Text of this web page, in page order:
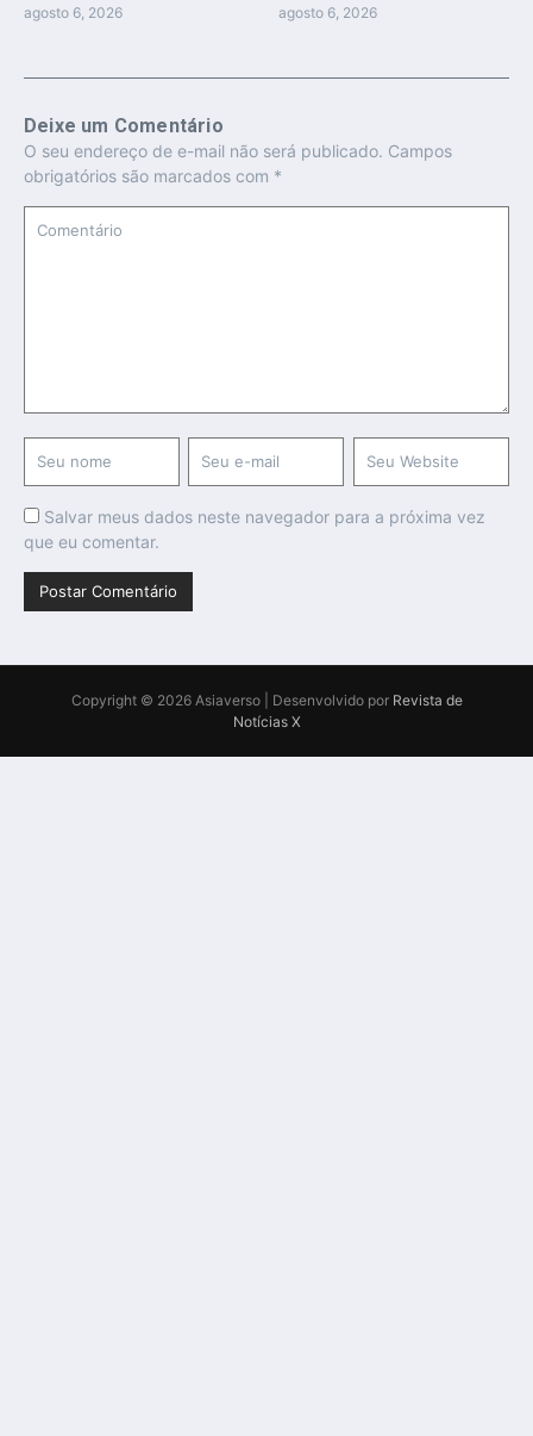
agosto 6, 2026 agosto 6, 2026
Deixe um Comentário
O seu endereço de e-mail não será publicado. Campos
obrigatórios são marcados com *
Salvar meus dados neste navegador para a próxima vez
que eu comentar.
Copyright © 2026 Asiaverso | Desenvolvido por Revista de
Notícias X